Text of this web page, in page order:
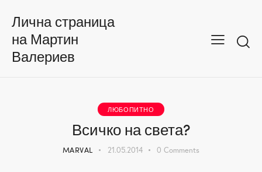
Лична страница
на Мартин
Валериев
ЛЮБОПИТНО
Всичко на света?
MARVAL 21.05.2014 0 Comments